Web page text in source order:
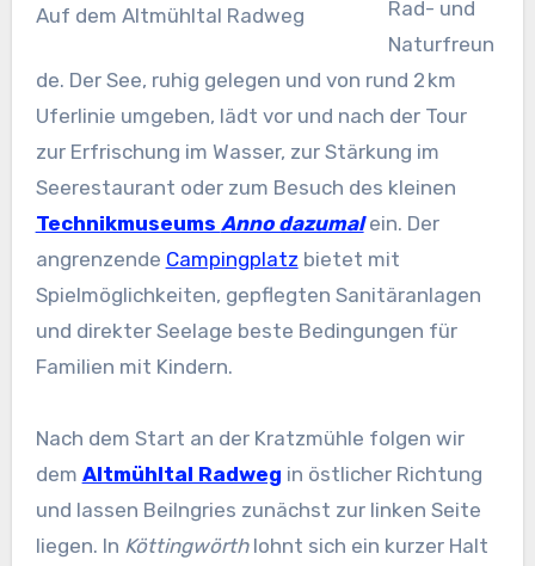
Auf dem Altmühltal Radweg
Rad- und
Naturfreun
de. Der See, ruhig gelegen und von rund 2 km
Uferlinie umgeben, lädt vor und nach der Tour
zur Erfrischung im Wasser, zur Stärkung im
Seerestaurant oder zum Besuch des kleinen
Technikmuseums Anno dazumalein. Der
angrenzende Campingplatz bietet mit
Spielmöglichkeiten, gepflegten Sanitäranlagen
und direkter Seelage beste Bedingungen für
Familien mit Kindern.
Nach dem Start an der Kratzmühle folgen wir
dem Altmühltal Radweg in östlicher Richtung
und lassen Beilngries zunächst zur linken Seite
liegen. In Köttingwörth lohnt sich ein kurzer Halt